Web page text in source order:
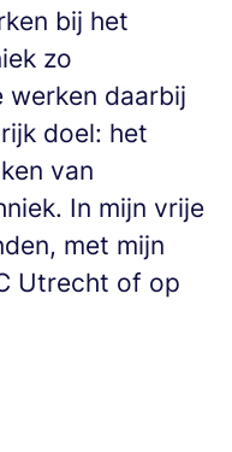
bij het
zo
werken daarbij
doel: het
van
In mijn vrije
met mijn
Utrecht of op